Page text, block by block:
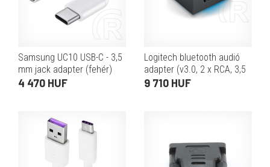
Samsung UC10 USB-C - 3,5
mm jack adapter (fehér)
4 470 HUF
Logitech bluetooth audió
adapter (v3.0, 2 x RCA, 3,5
mm jack)
9 710 HUF